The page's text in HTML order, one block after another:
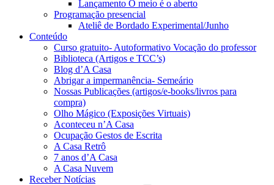
Lançamento O meio é o aberto
Programação presencial
Ateliê de Bordado Experimental/Junho
Conteúdo
Curso gratuito- Autoformativo Vocação do professor
Biblioteca (Artigos e TCC’s)
Blog d’A Casa
Abrigar a impermanência- Semeário
Nossas Publicações (artigos/e-books/livros para
compra)
Olho Mágico (Exposições Virtuais)
Aconteceu n’A Casa
Ocupação Gestos de Escrita
A Casa Retrô
7 anos d’A Casa
A Casa Nuvem
Receber Notícias